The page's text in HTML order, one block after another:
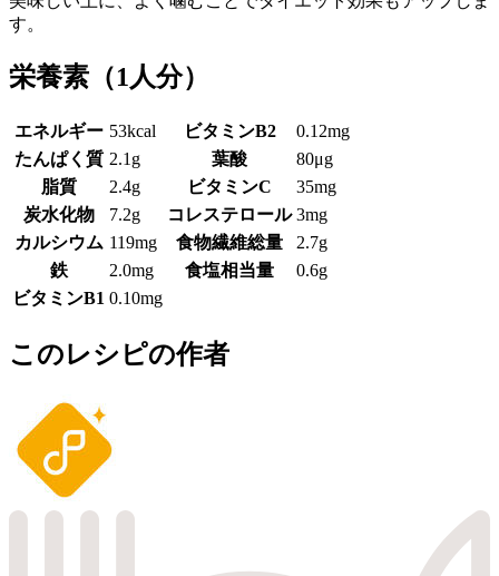
す。
栄養素 （1人分）
エネルギー 53kcal ビタミンB2
0.12mg
たんぱく質 2.1g 葉酸
80μg
脂質
2.4g ビタミンC
35mg
炭水化物
7.2g コレステロール 3mg
カルシウム 119mg 食物繊維総量
2.7g
鉄
2.0mg 食塩相当量
0.6g
ビタミンB1 0.10mg
このレシピの作者